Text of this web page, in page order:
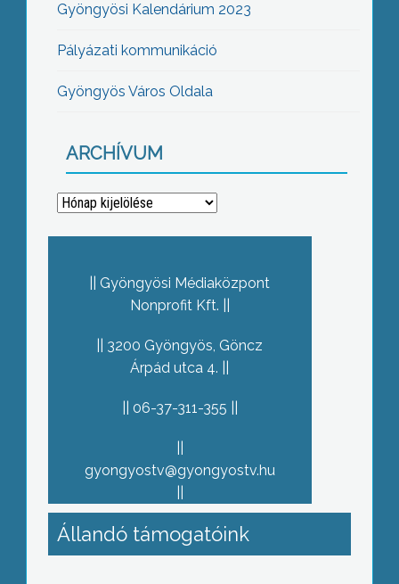
Gyöngyösi Kalendárium 2023
Pályázati kommunikáció
Gyöngyös Város Oldala
ARCHÍVUM
Archívum
Gyöngyösi Médiaközpont
Nonprofit Kft.
3200 Gyöngyös, Göncz
Árpád utca 4.
06-37-311-355
gyongyostv@gyongyostv.hu
Állandó támogatóink